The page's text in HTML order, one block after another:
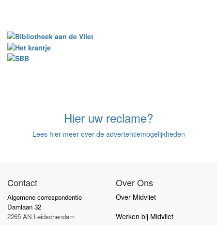
Hier uw reclame?
Lees hier meer over de advertentiemogelijkheden
Contact
Algemene correspondentie
Damlaan 32
2265 AN Leidschendam
Over Ons
Over Midvliet
Werken bij Midvliet